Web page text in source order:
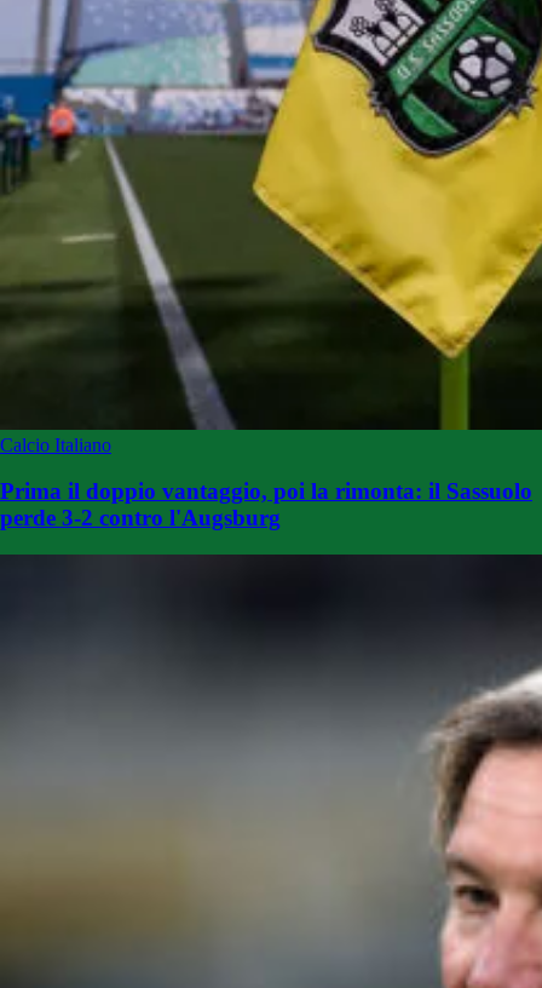
Calcio Italiano
Prima il doppio vantaggio, poi la rimonta: il Sassuolo
perde 3-2 contro l'Augsburg